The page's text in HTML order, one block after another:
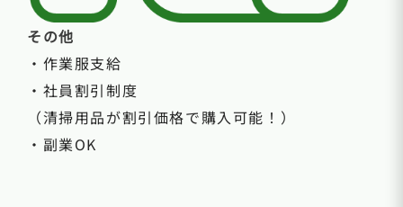
その他
・作業服支給
・社員割引制度
（清掃用品が割引価格で購入可能！）
・副業OK